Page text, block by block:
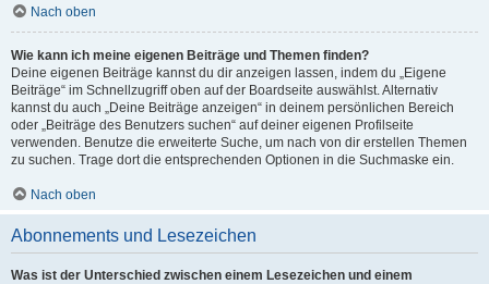
Nach oben
Wie kann ich meine eigenen Beiträge und Themen finden?
Deine eigenen Beiträge kannst du dir anzeigen lassen, indem du „Eigene
Beiträge“ im Schnellzugriff oben auf der Boardseite auswählst. Alternativ
kannst du auch „Deine Beiträge anzeigen“ in deinem persönlichen Bereich
oder „Beiträge des Benutzers suchen“ auf deiner eigenen Profilseite
verwenden. Benutze die erweiterte Suche, um nach von dir erstellen Themen
zu suchen. Trage dort die entsprechenden Optionen in die Suchmaske ein.
Nach oben
Abonnements und Lesezeichen
Was ist der Unterschied zwischen einem Lesezeichen und einem